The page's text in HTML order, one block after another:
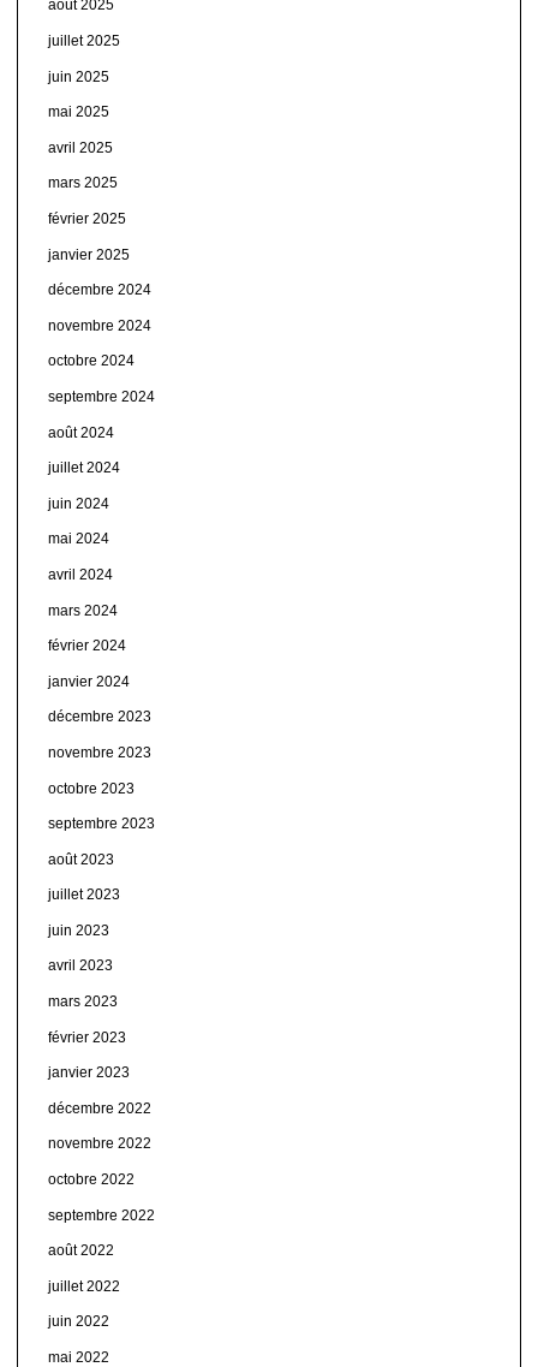
août 2025
juillet 2025
juin 2025
mai 2025
avril 2025
mars 2025
février 2025
janvier 2025
décembre 2024
novembre 2024
octobre 2024
septembre 2024
août 2024
juillet 2024
juin 2024
mai 2024
avril 2024
mars 2024
février 2024
janvier 2024
décembre 2023
novembre 2023
octobre 2023
septembre 2023
août 2023
juillet 2023
juin 2023
avril 2023
mars 2023
février 2023
janvier 2023
décembre 2022
novembre 2022
octobre 2022
septembre 2022
août 2022
juillet 2022
juin 2022
mai 2022